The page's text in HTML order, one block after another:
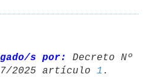
s por:
Decreto Nº
2025 artículo 1